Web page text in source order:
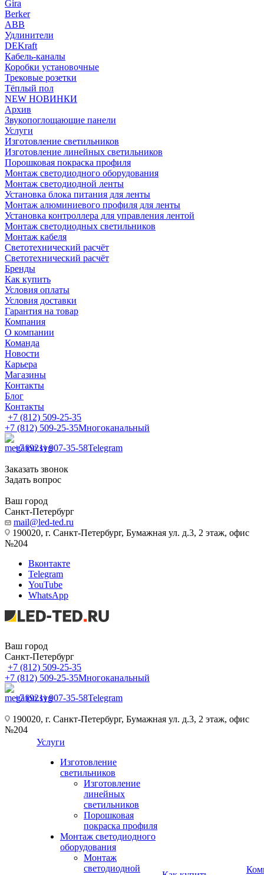
Gira
Berker
ABB
Удлинители
DEKraft
Кабель-каналы
Коробки установочные
Трековые розетки
Тёплый пол
NEW НОВИНКИ
Архив
Звукопоглощающие панели
Услуги
Изготовление светильников
Изготовление линейных светильников
Порошковая покраска профиля
Монтаж светодиодного оборудования
Монтаж светодиодной ленты
Установка блока питания для ленты
Монтаж алюминиевого профиля для ленты
Установка контроллера для управления лентой
Монтаж светодиодных светильников
Монтаж кабеля
Светотехнический расчёт
Светотехнический расчёт
Бренды
Как купить
Условия оплаты
Условия доставки
Гарантия на товар
Компания
О компании
Команда
Новости
Карьера
Магазины
Контакты
Блог
Контакты
+7 (812) 509-25-35
+7 (812) 509-25-35Многоканальный
+7 (921) 907-35-58Telegram
Заказать звонок
Задать вопрос
Ваш город
Санкт-Петербург
mail@led-ted.ru
190020, г. Санкт-Петербург, Бумажная ул. д.3, 2 этаж, офис
№204
Вконтакте
Telegram
YouTube
WhatsApp
Ваш город
Санкт-Петербург
+7 (812) 509-25-35
+7 (812) 509-25-35Многоканальный
+7 (921) 907-35-58Telegram
190020, г. Санкт-Петербург, Бумажная ул. д.3, 2 этаж, офис
№204
Услуги
Изготовление
светильников
Изготовление
линейных
светильников
Порошковая
покраска профиля
Монтаж светодиодного
оборудования
Монтаж
светодиодной